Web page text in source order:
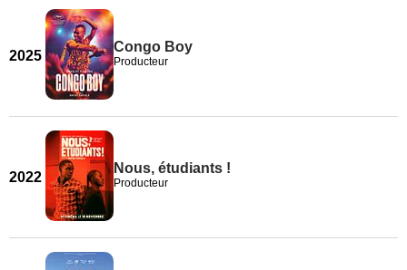
2025
Congo Boy
Producteur
2022
Nous, étudiants !
Producteur